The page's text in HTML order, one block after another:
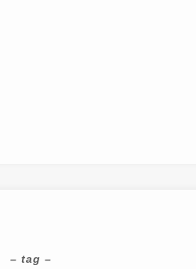
– tag –